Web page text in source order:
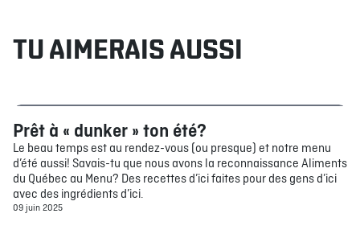
TU AIMERAIS AUSSI
Bouffe
Prêt à « dunker » ton été?
Le beau temps est au rendez-vous (ou presque) et notre menu
d’été aussi! Savais-tu que nous avons la reconnaissance Aliments
du Québec au Menu? Des recettes d’ici faites pour des gens d’ici
avec des ingrédients d’ici.
09 juin 2025